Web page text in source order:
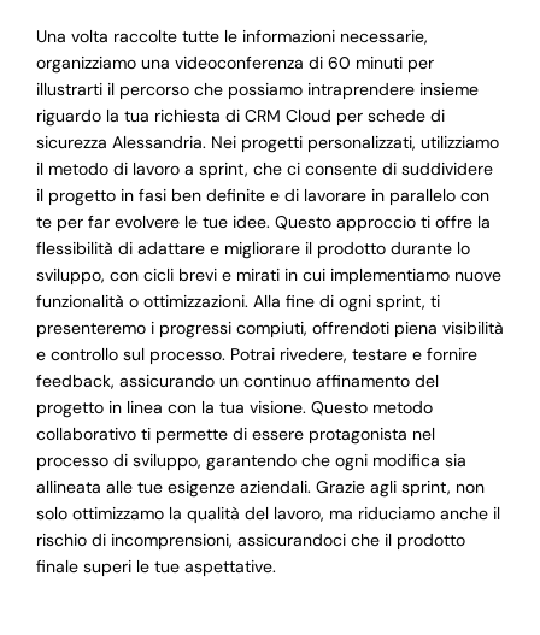
Una volta raccolte tutte le informazioni necessarie,
organizziamo una videoconferenza di 60 minuti per
illustrarti il percorso che possiamo intraprendere insieme
riguardo la tua richiesta di CRM Cloud per schede di
sicurezza Alessandria. Nei progetti personalizzati, utilizziamo
il metodo di lavoro a sprint, che ci consente di suddividere
il progetto in fasi ben definite e di lavorare in parallelo con
te per far evolvere le tue idee. Questo approccio ti offre la
flessibilità di adattare e migliorare il prodotto durante lo
sviluppo, con cicli brevi e mirati in cui implementiamo nuove
funzionalità o ottimizzazioni. Alla fine di ogni sprint, ti
presenteremo i progressi compiuti, offrendoti piena visibilità
e controllo sul processo. Potrai rivedere, testare e fornire
feedback, assicurando un continuo affinamento del
progetto in linea con la tua visione. Questo metodo
collaborativo ti permette di essere protagonista nel
processo di sviluppo, garantendo che ogni modifica sia
allineata alle tue esigenze aziendali. Grazie agli sprint, non
solo ottimizzamo la qualità del lavoro, ma riduciamo anche il
rischio di incomprensioni, assicurandoci che il prodotto
finale superi le tue aspettative.